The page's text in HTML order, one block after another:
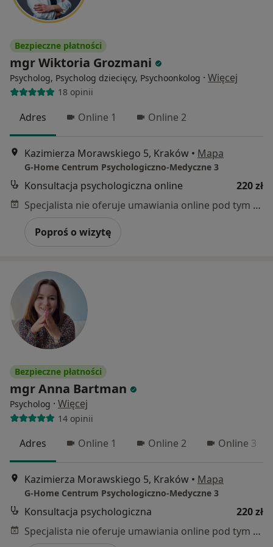
Bezpieczne płatności
mgr Wiktoria Grozmani
Psycholog, Psycholog dziecięcy, Psychoonkolog · Więcej
18 opinii
Adres Online 1 Online 2
Kazimierza Morawskiego 5, Kraków • Mapa
G-Home Centrum Psychologiczno-Medyczne 3
Konsultacja psychologiczna online
220 zł
Specjalista nie oferuje umawiania online pod tym adresem.
Poproś o wizytę
Bezpieczne płatności
mgr Anna Bartman
Psycholog · Więcej
14 opinii
Adres Online 1 Online 2 Online 3
Kazimierza Morawskiego 5, Kraków • Mapa
G-Home Centrum Psychologiczno-Medyczne 3
Konsultacja psychologiczna
220 zł
Specjalista nie oferuje umawiania online pod tym adresem.